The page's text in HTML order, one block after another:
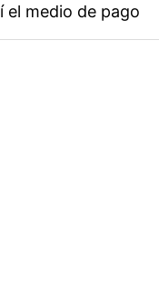
el medio de pago